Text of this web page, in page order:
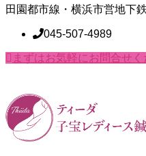
田園都市線・横浜市営地下
045-507-4989
まずはお気軽にお問合せく